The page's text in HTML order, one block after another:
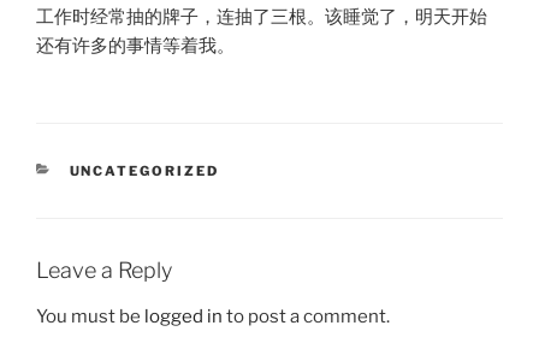
工作时经常抽的牌子，连抽了三根。该睡觉了，明天开始
还有许多的事情等着我。
CATEGORIES
UNCATEGORIZED
Leave a Reply
You must be logged in to post a comment.